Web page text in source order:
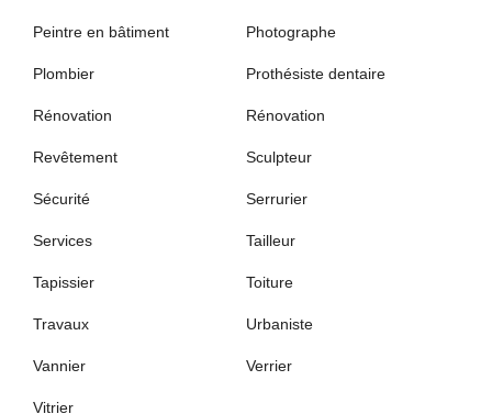
Peintre en bâtiment Photographe
Plombier Prothésiste dentaire
Rénovation Rénovation
Revêtement Sculpteur
Sécurité Serrurier
Services Tailleur
Tapissier Toiture
Travaux Urbaniste
Vannier Verrier
Vitrier